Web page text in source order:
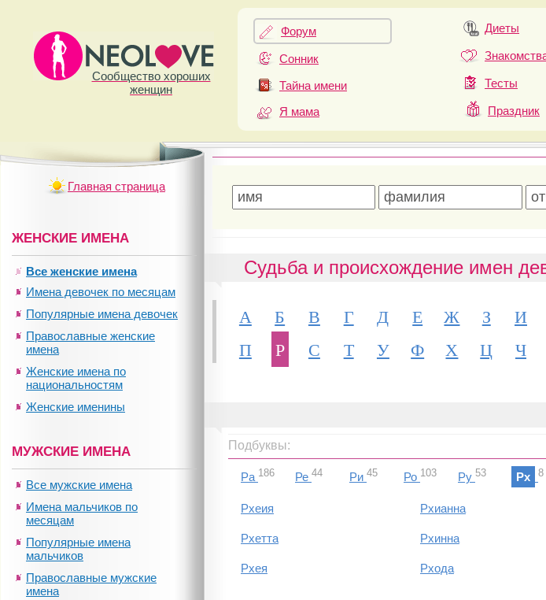
Сообщество хороших
женщин
Форум
Сонник
Тайна имени
Я мама
Диеты
Тесты
Праздник
Судьба и происхождение имен
А Б В Г Д Е Ж З И
П
Р С Т У Ф Х Ц Ч
Подбуквы:
Ра 186 Ре 44 Ри 45 Ро 103 Ру 53 Рх 8
Рхеия Рхианна
Рхетта Рхинна
Рхея Рхода
Главная страница
ЖЕНСКИЕ ИМЕНА
Все женские имена
Имена девочек по месяцам
Популярные имена девочек
Православные женские
имена
Женские имена по
национальностям
Женские именины
МУЖСКИЕ ИМЕНА
Все мужские имена
Имена мальчиков по
месяцам
Популярные имена
мальчиков
Православные мужские
имена